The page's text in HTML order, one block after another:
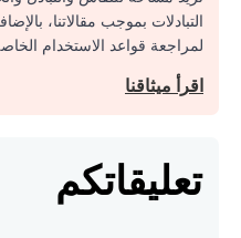
نريد مساحة للنقاش والتبادل
التبادلات بموجب مقالاتنا،
لمراجعة قواعد الاستخدام الخاصة
تعليقاتكم